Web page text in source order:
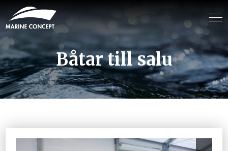
Båtar till salu